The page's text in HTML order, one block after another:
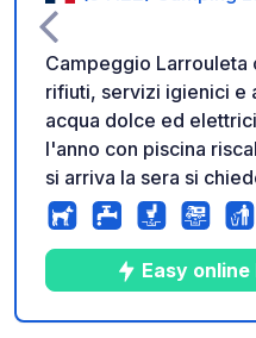
Campeggio Larrouleta
rifiuti, servizi igienici e
acqua dolce ed
l'anno con piscina
si arriva la sera si
giorno dopo.
Easy